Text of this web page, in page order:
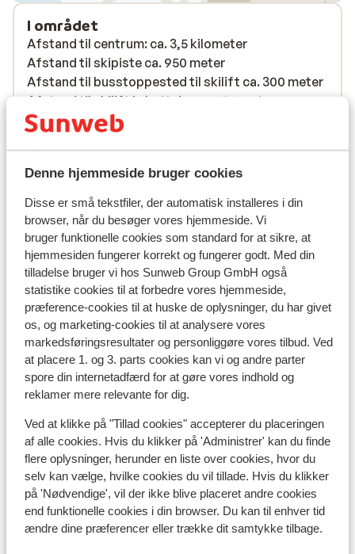
Denne hjemmeside bruger cookies
Disse er små tekstfiler, der automatisk installeres i din
browser, når du besøger vores hjemmeside. Vi
bruger funktionelle cookies som standard for at sikre, at
hjemmesiden fungerer korrekt og fungerer godt. Med din
tilladelse bruger vi hos Sunweb Group GmbH også
statistike cookies til at forbedre vores hjemmeside,
præference-cookies til at huske de oplysninger, du har givet
os, og marketing-cookies til at analysere vores
markedsføringsresultater og personliggøre vores tilbud. Ved
at placere 1. og 3. parts cookies kan vi og andre parter
spore din internetadfærd for at gøre vores indhold og
reklamer mere relevante for dig.
Ved at klikke på "Tillad cookies" accepterer du placeringen
af alle cookies. Hvis du klikker på 'Administrer' kan du finde
flere oplysninger, herunder en liste over cookies, hvor du
selv kan vælge, hvilke cookies du vil tillade. Hvis du klikker
på 'Nødvendige', vil der ikke blive placeret andre cookies
end funktionelle cookies i din browser. Du kan til enhver tid
ændre dine præferencer eller trække dit samtykke tilbage.
I området
Afstand til centrum: ca. 3,5 kilometer
Afstand til skipiste ca. 950 meter
Afstand til busstoppested til skilift ca. 300 meter
Afstand til skilift le bettaix: ca. 950 meter
Afstand til nærmeste butikker ca. 3,5 kilometer
Liftkort/skileje/undervisning
Liftkort
Undervisning
Skileje
Andre overnatningssteder i Les
Menuires
Chalet la Grange de Marcelline
Chalet de Zalie